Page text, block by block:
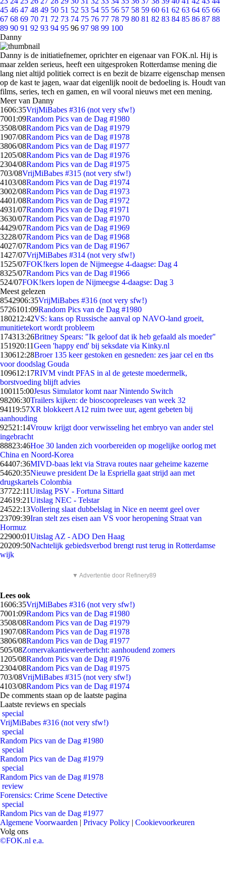
45 46 47 48 49 50 51 52 53 54 55 56 57 58 59 60 61 62 63 64 65 66
67 68 69 70 71 72 73 74 75 76 77 78 79 80 81 82 83 84 85 86 87 88
89 90 91 92 93 94 95 96 97 98 99 100
Danny
Danny is de initiatiefnemer, oprichter en eigenaar van FOK.nl. Hij is
maar zelden serieus, heeft een uitgesproken Rotterdamse mening die
lang niet altijd politiek correct is en bezit de bizarre eigenschap mensen
op de kast te jagen, waar dat eigenlijk nooit de bedoeling is. Houdt van
films, series, tech en gamen, en wil vooral nieuws met een mening.
Meer van Danny
1606:35VrijMiBabes #316 (not very sfw!)
7001:09Random Pics van de Dag #1980
3508/08Random Pics van de Dag #1979
1907/08Random Pics van de Dag #1978
3806/08Random Pics van de Dag #1977
1205/08Random Pics van de Dag #1976
2304/08Random Pics van de Dag #1975
703/08VrijMiBabes #315 (not very sfw!)
4103/08Random Pics van de Dag #1974
3002/08Random Pics van de Dag #1973
4401/08Random Pics van de Dag #1972
4931/07Random Pics van de Dag #1971
3630/07Random Pics van de Dag #1970
4429/07Random Pics van de Dag #1969
3228/07Random Pics van de Dag #1968
4027/07Random Pics van de Dag #1967
1427/07VrijMiBabes #314 (not very sfw!)
1525/07FOK!kers lopen de Nijmeegse 4-daagse: Dag 4
8325/07Random Pics van de Dag #1966
524/07FOK!kers lopen de Nijmeegse 4-daagse: Dag 3
Meest gelezen
8542906:35VrijMiBabes #316 (not very sfw!)
5726101:09Random Pics van de Dag #1980
180212:42VS: kans op Russische aanval op NAVO-land groeit,
munitietekort wordt probleem
174313:26Britney Spears: "Ik geloof dat ik heb gefaald als moeder"
151920:11Geen 'happy end' bij seksdate via Kinky.nl
130612:28Broer 135 keer gestoken en gesneden: zes jaar cel en tbs
voor doodslag Gouda
109612:17RIVM vindt PFAS in al de geteste moedermelk,
borstvoeding blijft advies
100115:00Jesus Simulator komt naar Nintendo Switch
98206:30Trailers kijken: de bioscoopreleases van week 32
94119:57XR blokkeert A12 ruim twee uur, agent gebeten bij
aanhouding
92521:14Vrouw krijgt door verwisseling het embryo van ander stel
ingebracht
88823:46Hoe 30 landen zich voorbereiden op mogelijke oorlog met
China en Noord-Korea
64407:36MIVD-baas lekt via Strava routes naar geheime kazerne
54620:35Nieuwe president De la Espriella gaat strijd aan met
drugskartels Colombia
37722:11Uitslag PSV - Fortuna Sittard
24619:21Uitslag NEC - Telstar
24522:13Vollering slaat dubbelslag in Nice en neemt geel over
23709:39Iran stelt zes eisen aan VS voor heropening Straat van
Hormuz
22900:01Uitslag AZ - ADO Den Haag
20209:50Nachtelijk gebiedsverbod brengt rust terug in Rotterdamse
wijk
▼ Advertentie door Refinery89
Lees ook
1606:35VrijMiBabes #316 (not very sfw!)
7001:09Random Pics van de Dag #1980
3508/08Random Pics van de Dag #1979
1907/08Random Pics van de Dag #1978
3806/08Random Pics van de Dag #1977
505/08Zomervakantieweerbericht: aanhoudend zomers
1205/08Random Pics van de Dag #1976
2304/08Random Pics van de Dag #1975
703/08VrijMiBabes #315 (not very sfw!)
4103/08Random Pics van de Dag #1974
De comments staan op de laatste pagina
Laatste reviews en specials
special
VrijMiBabes #316 (not very sfw!)
special
Random Pics van de Dag #1980
special
Random Pics van de Dag #1979
special
Random Pics van de Dag #1978
review
Forensics: Crime Scene Detective
special
Random Pics van de Dag #1977
Algemene Voorwaarden | Privacy Policy | Cookievoorkeuren
Volg ons
©FOK.nl e.a.